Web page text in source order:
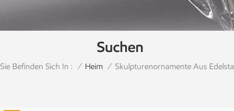
Suchen
Sie Befinden Sich In : / Heim / Skulpturenornamente Aus